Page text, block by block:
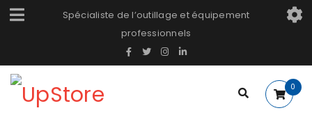
Spécialiste de l’outillage et équipement
professionnels
0